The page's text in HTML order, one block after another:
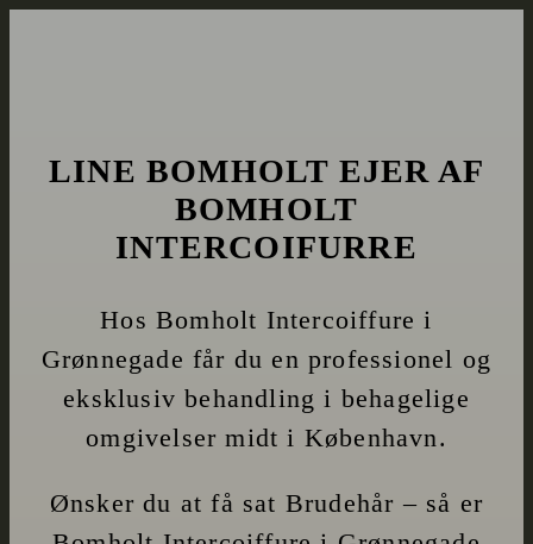
LINE BOMHOLT EJER AF
BOMHOLT
INTERCOIFURRE
Hos Bomholt Intercoiffure i
Grønnegade får du en professionel og
eksklusiv behandling i behagelige
omgivelser midt i København.
Ønsker du at få sat Brudehår – så er